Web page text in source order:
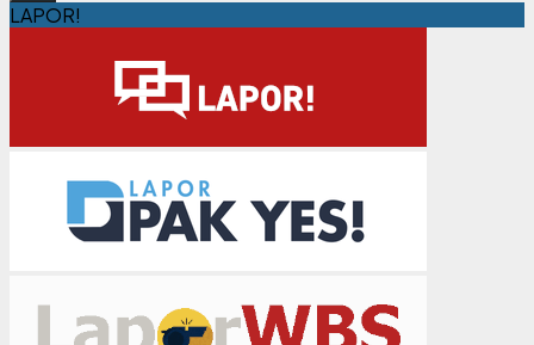
LAPOR!